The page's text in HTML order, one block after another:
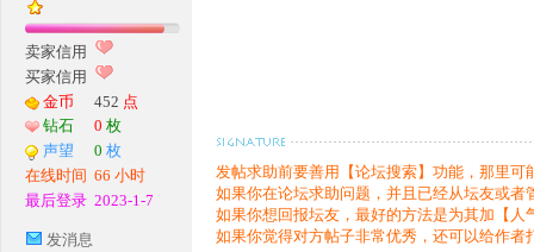
单
卖家信用
买家信用
金币
452 点
钻石
0 枚
声望
0 枚
在线时间 66 小时
最后登录 2023-1-7
发消息
发帖求助前要善用【论坛搜索】功能，那里可
如果你在论坛求助问题，并且已经从坛友或
如果你想回报坛友，最好的方法是为其加【
如果你觉得对方帖子非常优秀，还可以给作